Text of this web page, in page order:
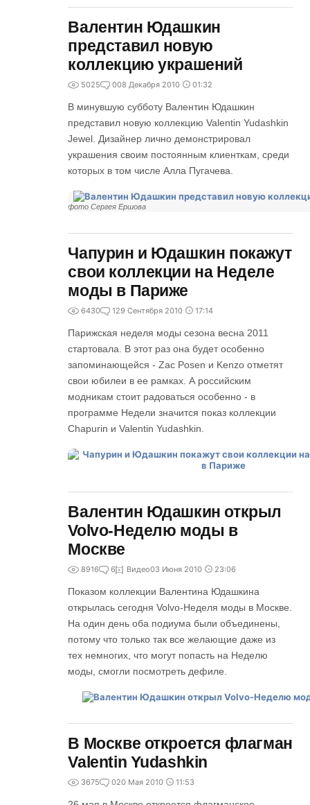
Валентин Юдашкин
представил новую
коллекцию украшений
5025 008 Декабря 2010 01:32
В минувшую субботу Валентин Юдашкин
представил новую коллекцию Valentin Yudashkin
Jewel. Дизайнер лично демонстрировал
украшения своим постоянным клиенткам, среди
которых в том числе Алла Пугачева.
фото Сергея Ершова
Чапурин и Юдашкин покажут
свои коллекции на Неделе
моды в Париже
6430 129 Сентября 2010 17:14
Парижская неделя моды сезона весна 2011
стартовала. В этот раз она будет особенно
запоминающейся - Zac Posen и Kenzo отметят
свои юбилеи в ее рамках. А российским
модникам стоит радоваться особенно - в
программе Недели значится показ коллекции
Chapurin и Valentin Yudashkin.
Валентин Юдашкин открыл
Volvo-Неделю моды в
Москве
8916 6 Видео03 Июня 2010 23:06
Показом коллекции Валентина Юдашкина
открылась сегодня Volvo-Неделя моды в Москве.
На один день оба подиума были объединены,
потому что только так все желающие даже из
тех немногих, что могут попасть на Неделю
моды, смогли посмотреть дефиле.
В Москве откроется флагман
Valentin Yudashkin
3675 020 Мая 2010 11:53